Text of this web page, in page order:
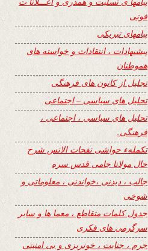
فوتی
پیامهای تبریکی
پیشنهادات ، انتقادات و خواسته های
هموطنان
تجلیل از کانون های فرهنگی
تحلیل های سیاسی – اجتماعی
تحلیل های سیاسی ، اجتماعی ،
فرهنگی.
تکملهء حواشی نفحات الانس شرح
حال مولانا جامی قدس سره
جالب ، دیدنی ،خواندنی ، معلوماتی و
شوخی
جدول کلمات متقاطع ، معما ها و سایر
سرگرمی های فکری
جرم ، جنایت ، خونریزی و بی امنیتی